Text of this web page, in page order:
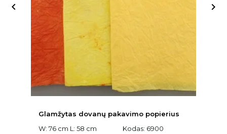
Glamžytas dovanų pakavimo popierius
W: 76 cm L: 58 cm
Kodas: 6900
 